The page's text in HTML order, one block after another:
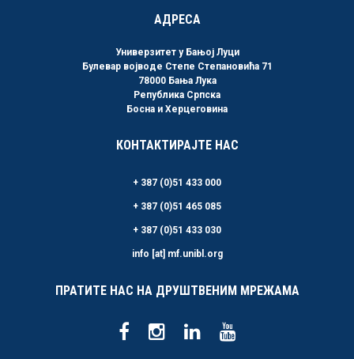
АДРЕСА
Универзитет у Бањој Луци
Булевар војводе Степе Степановића 71
78000 Бања Лука
Република Српска
Босна и Херцеговина
КОНТАКТИРАЈТЕ НАС
+ 387 (0)51 433 000
+ 387 (0)51 465 085
+ 387 (0)51 433 030
info [at] mf.unibl.org
ПРАТИТЕ НАС НА ДРУШТВЕНИМ МРЕЖАМА